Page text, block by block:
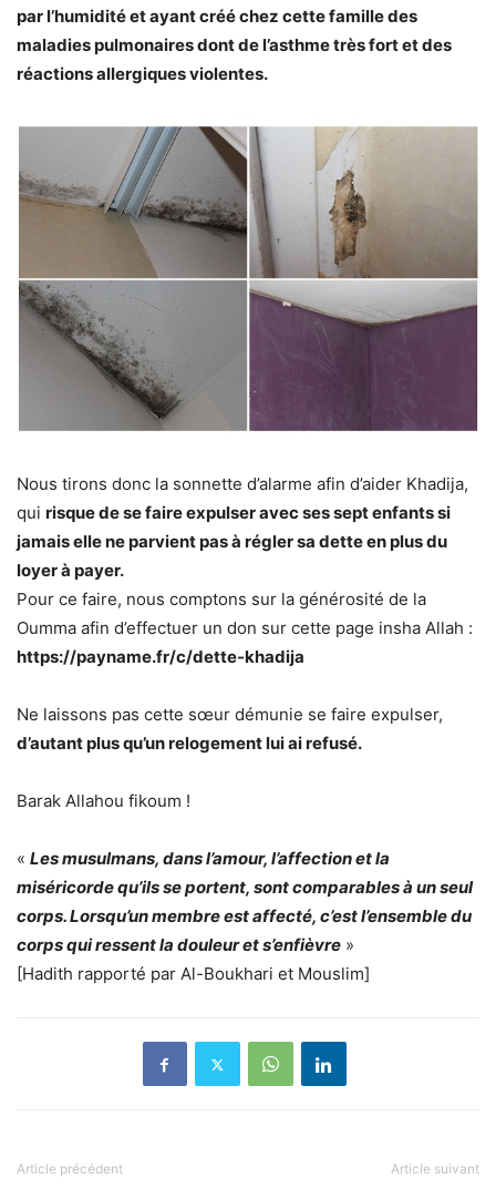
par l’humidité et ayant créé chez cette famille des
maladies pulmonaires dont de l’asthme très fort et des
réactions allergiques violentes.
Nous tirons donc la sonnette d’alarme afin d’aider Khadija,
qui risque de se faire expulser avec ses sept enfants si
jamais elle ne parvient pas à régler sa dette en plus du
loyer à payer.
Pour ce faire, nous comptons sur la générosité de la
Oumma afin d’effectuer un don sur cette page insha Allah :
https://payname.fr/c/dette-khadija
Ne laissons pas cette sœur démunie se faire expulser,
d’autant plus qu’un relogement lui ai refusé.
Barak Allahou fikoum !
« Les musulmans, dans l’amour, l’affection et la
miséricorde qu’ils se portent, sont comparables à un seul
corps. Lorsqu’un membre est affecté, c’est l’ensemble du
corps qui ressent la douleur et s’enfièvre »
[Hadith rapporté par Al-Boukhari et Mouslim]
Article précédent Article suivant